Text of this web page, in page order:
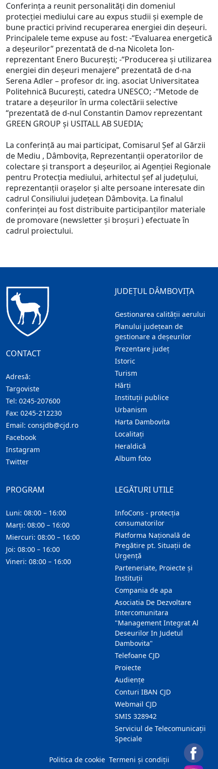
Conferinţa a reunit personalităţi din domeniul
protecţiei mediului care au expus studii şi exemple de
bune practici privind recuperarea energiei din deşeuri.
Principalele teme expuse au fost: -“Evaluarea energetică
a deşeurilor” prezentată de d-na Nicoleta Ion-
reprezentant Enero Bucureşti; -“Producerea şi utilizarea
energiei din deşeuri menajere” prezentată de d-na
Serena Adler – profesor dr. ing. asociat Universitatea
Politehnică Bucureşti, catedra UNESCO; -“Metode de
tratare a deşeurilor în urma colectării selective
“prezentată de d-nul Constantin Damov reprezentant
GREEN GROUP şi USITALL AB SUEDIA;
La conferinţă au mai participat, Comisarul Şef al Gărzii
de Mediu , Dâmboviţa, Reprezentanţii operatorilor de
colectare şi transport a deşeurilor, ai Agenţiei Regionale
pentru Protecţia mediului, arhitectul şef al judeţului,
reprezentanţii oraşelor şi alte persoane interesate din
cadrul Consiliului judeţean Dâmboviţa. La finalul
conferinţei au fost distribuite participanţilor materiale
de promovare (newsletter şi broşuri ) efectuate în
cadrul proiectului.
CONTACT
Adresă:
Targoviste
Tel: 0245-207600
Fax: 0245-212230
Email: consjdb@cjd.ro
Facebook
Instagram
Twitter
JUDEȚUL DÂMBOVIȚA
Gestionarea calității aerului
Planului județean de
gestionare a deșeurilor
Prezentare judeţ
Istoric
Turism
Hărţi
Instituţii publice
Urbanism
Harta Dambovita
Localitaţi
Heraldică
Album foto
LEGĂTURI UTILE
InfoCons - protecția
consumatorilor
Platforma Națională de
Pregătire pt. Situații de
Urgență
Parteneriate, Proiecte și
Instituții
Compania de apa
Asociatia De Dezvoltare
Intercomunitara
"Management Integrat Al
Deseurilor In Judetul
Dambovita"
Telefoane CJD
Proiecte
Audienţe
Conturi IBAN CJD
Webmail CJD
SMIS 328942
Serviciul de Telecomunicații
Speciale
PROGRAM
Luni: 08:00 – 16:00
Marți: 08:00 – 16:00
Miercuri: 08:00 – 16:00
Joi: 08:00 – 16:00
Vineri: 08:00 – 16:00
Politica de cookie Termeni și condiții